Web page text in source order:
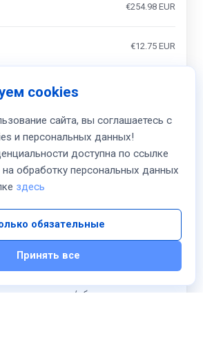
€254.98 EUR
€12.75 EUR
на обработку персональных
с условиями предоставления
возврата/обмена для
cookies
сайта, вы соглашаетесь с
и персональных данных!
доступна по ссылке
на обработку персональных данных
здесь
обязательные
Принять все